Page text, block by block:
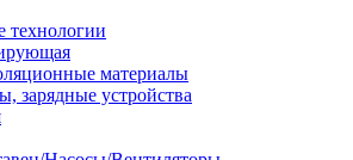
технологии
материалы
зарядные устройства